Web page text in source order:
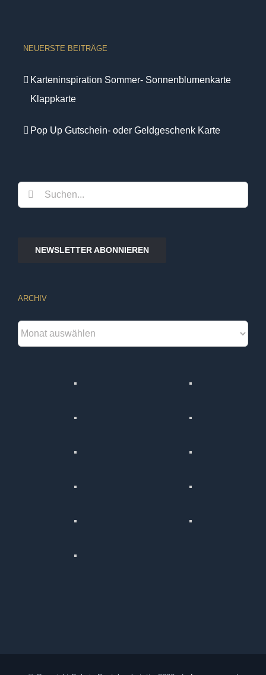
NEUERSTE BEITRÄGE
Karteninspiration Sommer- Sonnenblumenkarte
Klappkarte
Pop Up Gutschein- oder Geldgeschenk Karte
Suche
nach:
NEWSLETTER ABONNIEREN
ARCHIV
Archiv